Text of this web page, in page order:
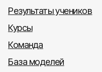
Результаты учеников
Курсы
Команда
База моделей